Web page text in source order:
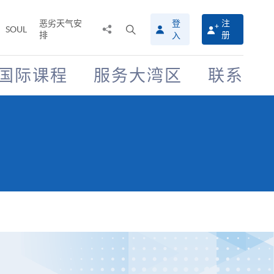
SOUL
恶劣天气安
排
搜
寻
介
面
登
入
注
册
际课程 服务大湾区 联系